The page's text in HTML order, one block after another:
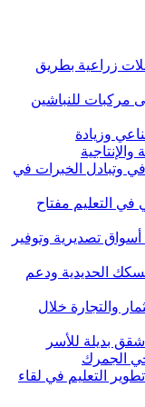
زراعية بطريق
على مركبات للنباشين
وزيادة
وتبادل الخبرات في
في التعليم مفتاح
تصديرية وتوفير
الحديدية ودعم
والتجارة خلال
بتوجيهات النائب أحمد حلمي.. توفير 6 شقق بديلة للأسر
الجمرك
التعليم في لقاء